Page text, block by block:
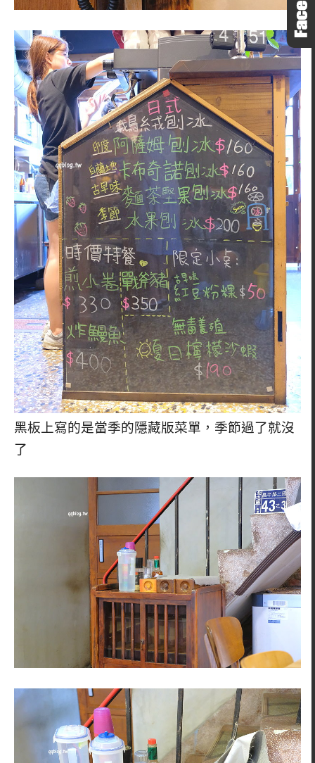
黑板上寫的是當季的隱藏版菜單，季節過了就沒
了